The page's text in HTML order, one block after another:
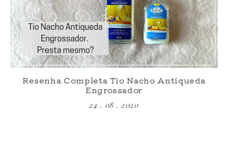
Resenha Completa Tio Nacho Antiqueda
Engrossador
24 . 08 . 2020